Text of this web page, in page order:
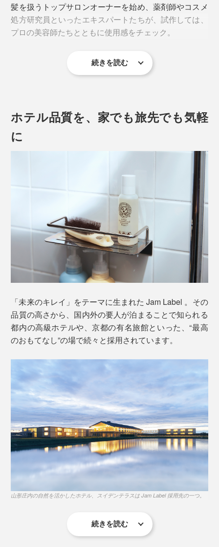
プーですが、あっという間にキメ細かい、モチモチ泡の
まずは、いつものように頭を洗います。指でマッサージ
するように洗っていると、ますます泡立ってきて、しか
も、その泡がヘタりにくいことを実感するはずです。
シャンプー後はすぐに流さないで、そのまま髪を「泡パ
の泡で顔～体と、泡を上から下へ流していくイメージで
洗ってください。
髪を扱うトップサロンオーナーを始め、薬剤師やコスメ
処方研究員といったエキスパートたちが、試作しては、
プロの美容師たちとともに使用感をチェック。
5年がかりで、洗い心地、仕上がりともに極めた Jam
こだわりの「泡」は、泡立ちがよくて、モチモチの感
触。汚れをしっかり浮かしながら、洗い上がりの肌はし
っとり。髪もスルリとまとまる――1回で、ここまで心
地よい全身洗いができる Jam Label の成分は、
特長1
髪や肌が持つバリア機能を守りながら、汚れを落と
すアミノ系洗浄成分
特長2
世界85ヵ国でオーガニック認証の実績がある「エコ
サート認証」を取得した、12種の植物成分
特長3
99％以上の生分解性がある、環境に配慮した成分
シリコンなどの合成ポリマー、パラベンやフェノキ
シエタノールは使わない
続きを読む
ホテル品質を、家でも旅先でも気軽
に
「未来のキレイ」をテーマに生まれた Jam Label 。その
品質の高さから、国内外の要人が泊まることで知られる
都内の高級ホテルや、京都の有名旅館といった、“最高
のおもてなし”の場で続々と採用されています。
山形庄内の自然を活かしたホテル、スイデンテラスは Jam Label 採用先の一つ。
続きを読む